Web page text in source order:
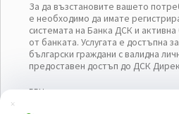
Затвори
За да възстановите вашето
е необходимо да имате
системата на Банка ДСК и
от банката. Услугата е достъпна
български граждани с валидна
предоставен достъп до ДСК
ЕГН